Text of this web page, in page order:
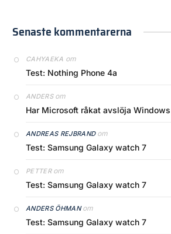
Senaste kommentarerna
CAHYAEKA om
Test: Nothing Phone 4a
ANDERSom
Har Microsoft råkat avslöja Windows
ANDREAS REJBRANDom
Test: Samsung Galaxy watch 7
PETTERom
Test: Samsung Galaxy watch 7
ANDERS ÖHMANom
Test: Samsung Galaxy watch 7